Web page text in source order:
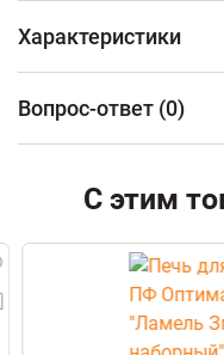
Характеристики
Тип камня
Габариты (Ш*В*Г)
Вопрос-ответ (0)
Email
С этим